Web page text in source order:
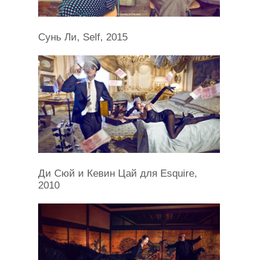
Сунь Ли, Self, 2015
Ди Сюй и Кевин Цай для Esquire,
2010